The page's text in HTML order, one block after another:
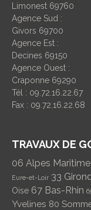
Limonest 69760
Agence Sud :
Givors 69700
Agence Est :
Decines 69150
Agence Ouest :
Craponne 69290
Tél : 09.72.16.22.67
Fax : 09.72.16.22.68
TRAVAUX DE
06 Alpes Maritime
Eure-et-Loir 33
Oise 67 Bas-Rhin
Yvelines 80